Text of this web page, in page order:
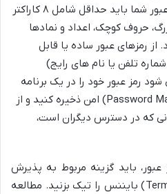
بالایی برخوردار است. رمز عبور شما باید حداقل شامل ۸ کاراکتر
حروف کوچک، اعداد و نمادها
از رمزهای عبور ساده یا قابل
تلفن یا نام های رایج)
رمز عبور خود را در یک برنامه
مدیریت رمز عبور (Password Manager) امن ذخیره کنید و از
که در دسترس دیگران است،
باید گزینه مربوط به پذیرش
شرایط و ضوابط (Terms of Service) بایننس را تیک بزنید. مطالعه